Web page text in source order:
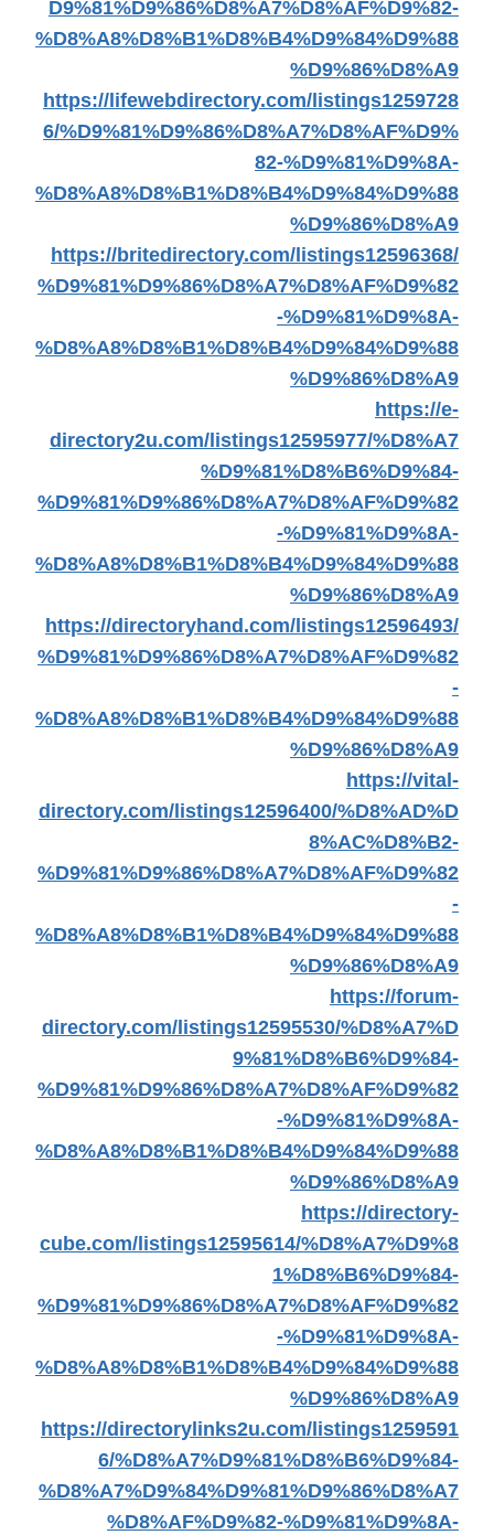
D9%81%D9%86%D8%A7%D8%AF%D9%82-
%D8%A8%D8%B1%D8%B4%D9%84%D9%88
%D9%86%D8%A9
https://lifewebdirectory.com/listings1259728
6/%D9%81%D9%86%D8%A7%D8%AF%D9%
82-%D9%81%D9%8A-
%D8%A8%D8%B1%D8%B4%D9%84%D9%88
%D9%86%D8%A9
https://britedirectory.com/listings12596368/
%D9%81%D9%86%D8%A7%D8%AF%D9%82
-%D9%81%D9%8A-
%D8%A8%D8%B1%D8%B4%D9%84%D9%88
%D9%86%D8%A9
https://e-
directory2u.com/listings12595977/%D8%A7
%D9%81%D8%B6%D9%84-
%D9%81%D9%86%D8%A7%D8%AF%D9%82
-%D9%81%D9%8A-
%D8%A8%D8%B1%D8%B4%D9%84%D9%88
%D9%86%D8%A9
https://directoryhand.com/listings12596493/
%D9%81%D9%86%D8%A7%D8%AF%D9%82
-
%D8%A8%D8%B1%D8%B4%D9%84%D9%88
%D9%86%D8%A9
https://vital-
directory.com/listings12596400/%D8%AD%D
8%AC%D8%B2-
%D9%81%D9%86%D8%A7%D8%AF%D9%82
-
%D8%A8%D8%B1%D8%B4%D9%84%D9%88
%D9%86%D8%A9
https://forum-
directory.com/listings12595530/%D8%A7%D
9%81%D8%B6%D9%84-
%D9%81%D9%86%D8%A7%D8%AF%D9%82
-%D9%81%D9%8A-
%D8%A8%D8%B1%D8%B4%D9%84%D9%88
%D9%86%D8%A9
https://directory-
cube.com/listings12595614/%D8%A7%D9%8
1%D8%B6%D9%84-
%D9%81%D9%86%D8%A7%D8%AF%D9%82
-%D9%81%D9%8A-
%D8%A8%D8%B1%D8%B4%D9%84%D9%88
%D9%86%D8%A9
https://directorylinks2u.com/listings1259591
6/%D8%A7%D9%81%D8%B6%D9%84-
%D8%A7%D9%84%D9%81%D9%86%D8%A7
%D8%AF%D9%82-%D9%81%D9%8A-